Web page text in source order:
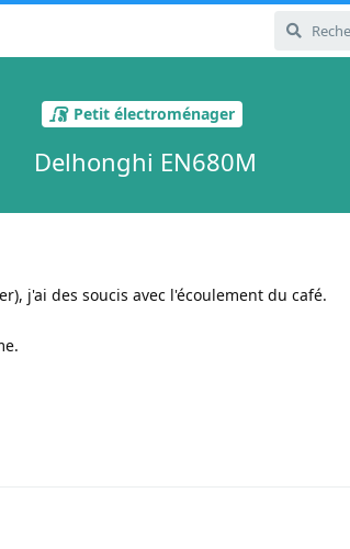
Petit électroménager
Delhonghi EN680M
j'ai des soucis avec l'écoulement du café.